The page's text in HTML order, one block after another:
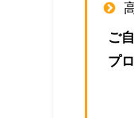
ご
プ